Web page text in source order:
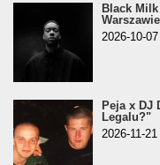
Black
Warszawie
2026-10-
Peja x DJ
Legalu?"
2026-11-